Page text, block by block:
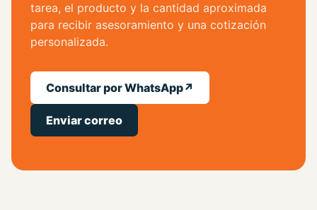
tarea, el producto y la cantidad aproximada
para recibir asesoramiento y una cotización
personalizada.
Consultar por WhatsApp↗
Enviar correo